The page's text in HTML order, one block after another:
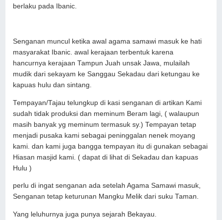
berlaku pada Ibanic.
Senganan muncul ketika awal agama samawi masuk ke hati
masyarakat Ibanic. awal kerajaan terbentuk karena
hancurnya kerajaan Tampun Juah unsak Jawa, mulailah
mudik dari sekayam ke Sanggau Sekadau dari ketungau ke
kapuas hulu dan sintang.
Tempayan/Tajau telungkup di kasi senganan di artikan Kami
sudah tidak produksi dan meminum Beram lagi, ( walaupun
masih banyak yg meminum termasuk sy.) Tempayan tetap
menjadi pusaka kami sebagai peninggalan nenek moyang
kami. dan kami juga bangga tempayan itu di gunakan sebagai
Hiasan masjid kami. ( dapat di lihat di Sekadau dan kapuas
Hulu )
perlu di ingat senganan ada setelah Agama Samawi masuk,
Senganan tetap keturunan Mangku Melik dari suku Taman.
Yang leluhurnya juga punya sejarah Bekayau.